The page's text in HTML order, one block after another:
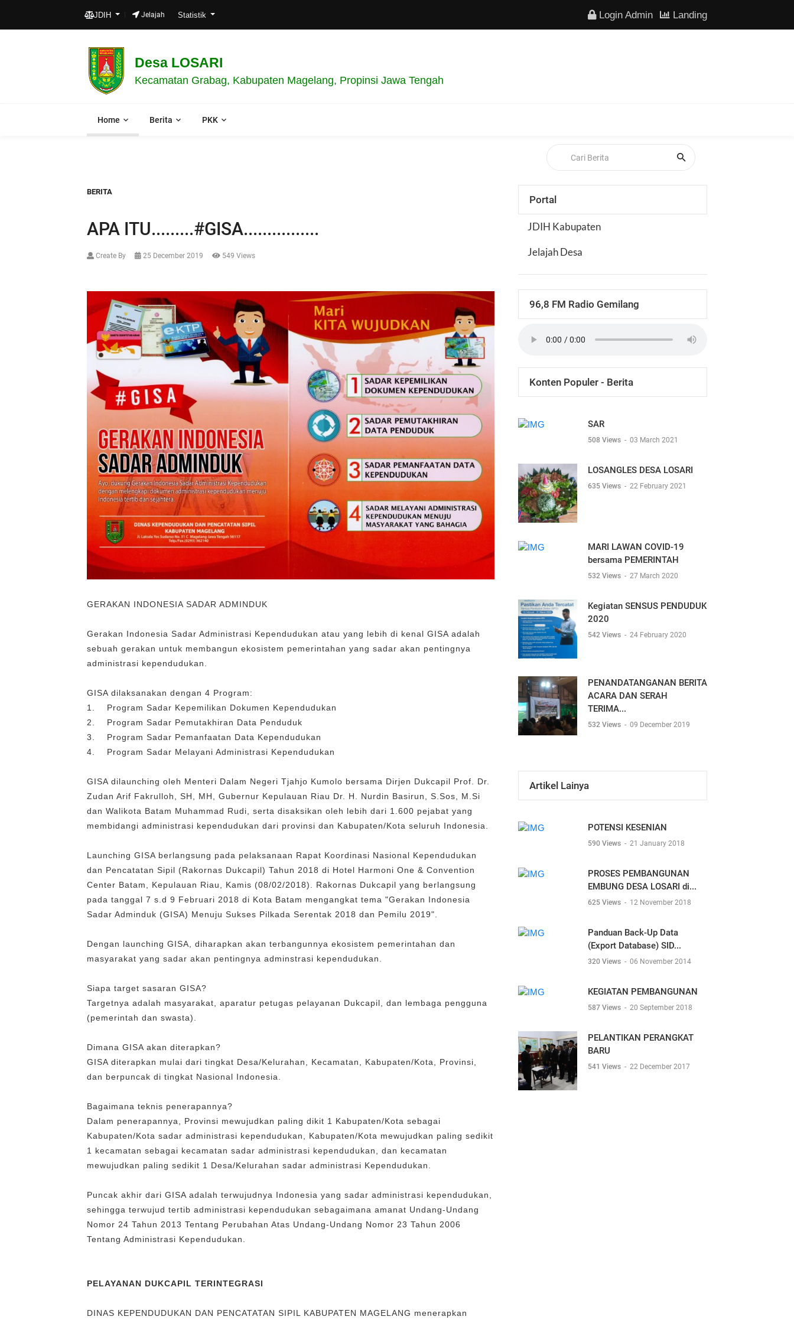
JDIH Jelajah Statistik Login Admin Landing
Desa LOSARI
Kecamatan Grabag, Kabupaten Magelang, Propinsi Jawa Tengah
Home Berita PKK
BERITA
APA ITU.........#GISA................
Create By 25 December 2019 549 Views
GERAKAN INDONESIA SADAR ADMINDUK
Gerakan Indonesia Sadar Administrasi Kependudukan atau yang lebih di kenal GISA adalah
sebuah gerakan untuk membangun ekosistem pemerintahan yang sadar akan pentingnya
administrasi kependudukan.
GISA dilaksanakan dengan 4 Program:
1. Program Sadar Kepemilikan Dokumen Kependudukan
2. Program Sadar Pemutakhiran Data Penduduk
3. Program Sadar Pemanfaatan Data Kependudukan
4. Program Sadar Melayani Administrasi Kependudukan
GISA dilaunching oleh Menteri Dalam Negeri Tjahjo Kumolo bersama Dirjen Dukcapil Prof. Dr.
Zudan Arif Fakrulloh, SH, MH, Gubernur Kepulauan Riau Dr. H. Nurdin Basirun, S.Sos, M.Si
dan Walikota Batam Muhammad Rudi, serta disaksikan oleh lebih dari 1.600 pejabat yang
membidangi administrasi kependudukan dari provinsi dan Kabupaten/Kota seluruh Indonesia.
Launching GISA berlangsung pada pelaksanaan Rapat Koordinasi Nasional Kependudukan
dan Pencatatan Sipil (Rakornas Dukcapil) Tahun 2018 di Hotel Harmoni One & Convention
Center Batam, Kepulauan Riau, Kamis (08/02/2018). Rakornas Dukcapil yang berlangsung
pada tanggal 7 s.d 9 Februari 2018 di Kota Batam mengangkat tema "Gerakan Indonesia
Sadar Adminduk (GISA) Menuju Sukses Pilkada Serentak 2018 dan Pemilu 2019".
Dengan launching GISA, diharapkan akan terbangunnya ekosistem pemerintahan dan
masyarakat yang sadar akan pentingnya adminstrasi kependudukan.
Siapa target sasaran GISA?
Targetnya adalah masyarakat, aparatur petugas pelayanan Dukcapil, dan lembaga pengguna
(pemerintah dan swasta).
Dimana GISA akan diterapkan?
GISA diterapkan mulai dari tingkat Desa/Kelurahan, Kecamatan, Kabupaten/Kota, Provinsi,
dan berpuncak di tingkat Nasional Indonesia.
Bagaimana teknis penerapannya?
Dalam penerapannya, Provinsi mewujudkan paling dikit 1 Kabupaten/Kota sebagai
Kabupaten/Kota sadar administrasi kependudukan, Kabupaten/Kota mewujudkan paling sedikit
1 kecamatan sebagai kecamatan sadar administrasi kependudukan, dan kecamatan
mewujudkan paling sedikit 1 Desa/Kelurahan sadar administrasi Kependudukan.
Puncak akhir dari GISA adalah terwujudnya Indonesia yang sadar administrasi kependudukan,
sehingga terwujud tertib administrasi kependudukan sebagaimana amanat Undang-Undang
Nomor 24 Tahun 2013 Tentang Perubahan Atas Undang-Undang Nomor 23 Tahun 2006
Tentang Administrasi Kependudukan.
PELAYANAN DUKCAPIL TERINTEGRASI
DINAS KEPENDUDUKAN DAN PENCATATAN SIPIL KABUPATEN MAGELANG menerapkan
Portal
JDIH Kabupaten
Jelajah Desa
96,8 FM Radio Gemilang
Konten Populer - Berita
SAR
508 Views - 03 March 2021
LOSANGLES DESA LOSARI
635 Views - 22 February 2021
MARI LAWAN COVID-19
bersama PEMERINTAH
532 Views - 27 March 2020
Kegiatan SENSUS PENDUDUK
2020
542 Views - 24 February 2020
PENANDATANGANAN BERITA
ACARA DAN SERAH
TERIMA...
532 Views - 09 December 2019
Artikel Lainya
POTENSI KESENIAN
590 Views - 21 January 2018
PROSES PEMBANGUNAN
EMBUNG DESA LOSARI di...
625 Views - 12 November 2018
Panduan Back-Up Data
(Export Database) SID...
320 Views - 06 November 2014
KEGIATAN PEMBANGUNAN
587 Views - 20 September 2018
PELANTIKAN PERANGKAT
BARU
541 Views - 22 December 2017